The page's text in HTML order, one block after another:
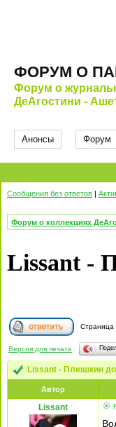
ФОРУМ О
Форум о
ДеАгостини -
Анонсы Форум
Сообщения без ответов |
Форум о коллекциях
Lissant -
Страница
Версия для печати
Lissant - Плюшкин
Автор
Lissant